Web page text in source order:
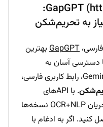
معرفی GapGPT (https://gapgpt.app):
به تحریم‌شکن
GapGPT بهترین
دسترسی آسان به
مدل‌های ChatGPT، Claude و Gemini، رابط کاربری فارسی،
. با APIهای
پردازش تصویر و متن، می‌توانید جریان OCR+NLP نسخه‌ها
کنید. اگر به ادغام با